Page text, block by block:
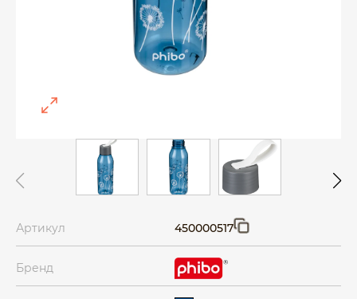
Артикул 450000517
Бренд